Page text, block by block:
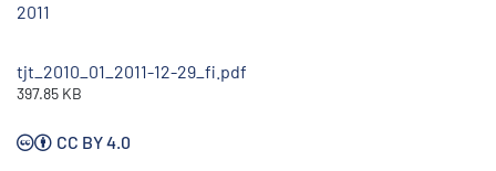
2011
tjt_2010_01_2011-12-29_fi.pdf
397.85 KB
CC BY 4.0